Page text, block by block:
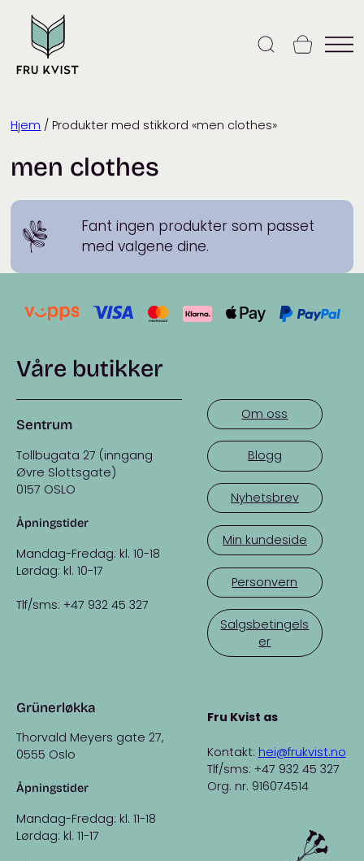
content
Hjem / Produkter med stikkord «men clothes»
men clothes
Fant ingen produkter som passet
med valgene dine.
Våre butikker
Sentrum
Tollbugata 27 (inngang
Øvre Slottsgate)
0157 OSLO
Åpningstider
Mandag-Fredag: kl. 10-18
Lørdag: kl. 10-17
Tlf/sms: +47 932 45 327
Grünerløkka
Thorvald Meyers gate 27,
0555 Oslo
Åpningstider
Mandag-Fredag: kl. 11-18
Lørdag: kl. 11-17
Om oss
Blogg
Nyhetsbrev
Min kundeside
Personvern
Salgsbetingels
er
Fru Kvist as
Kontakt: hei@frukvist.no
Tlf/sms: +47 932 45 327
Org. nr. 916074514